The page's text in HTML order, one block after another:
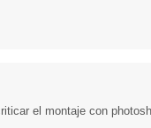
el montaje con